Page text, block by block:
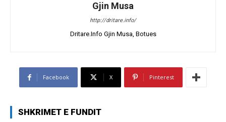
Gjin Musa
http://dritare.info/
Dritare.Info Gjin Musa, Botues
Facebook X Pinterest
SHKRIMET E FUNDIT